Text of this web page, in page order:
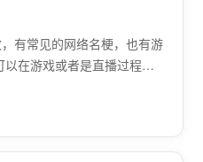
有常见的网络名梗，也有游
在游戏或者是直播过程
好的氛围效果。本篇教程